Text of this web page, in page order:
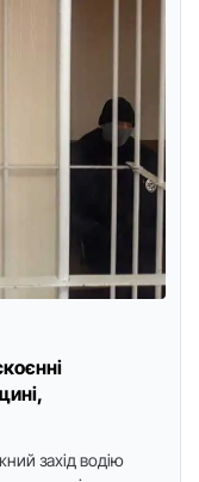
захід водію